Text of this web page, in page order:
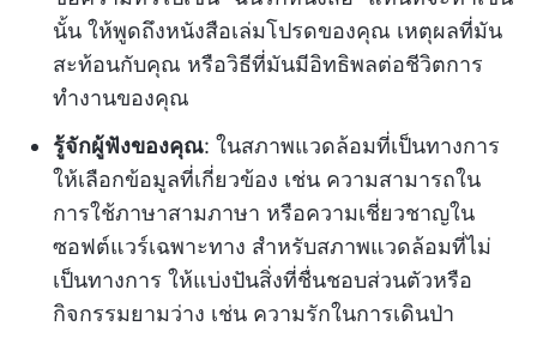
นั้น ให้พูดถึงหนังสือเล่มโปรดของคุณ เหตุผลที่มัน
สะท้อนกับคุณ หรือวิธีที่มันมีอิทธิพลต่อชีวิตการ
ทำงานของคุณ
รู้จักผู้ฟังของคุณ: ในสภาพแวดล้อมที่เป็นทางการ
ให้เลือกข้อมูลที่เกี่ยวข้อง เช่น ความสามารถใน
การใช้ภาษาสามภาษา หรือความเชี่ยวชาญใน
ซอฟต์แวร์เฉพาะทาง สำหรับสภาพแวดล้อมที่ไม่
เป็นทางการ ให้แบ่งปันสิ่งที่ชื่นชอบส่วนตัวหรือ
กิจกรรมยามว่าง เช่น ความรักในการเดินป่า